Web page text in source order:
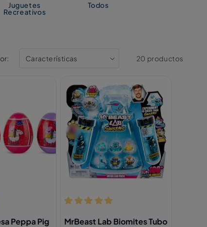
Juguetes
Recreativos
Todos
20 productos
Peppa Pig
MrBeast Lab Biomites Tubo